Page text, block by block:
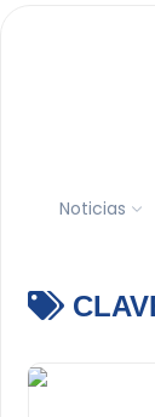
Noticias